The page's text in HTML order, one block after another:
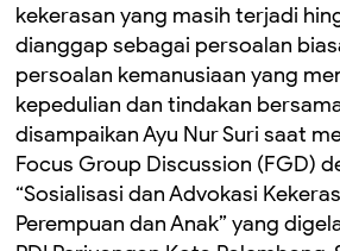
kekerasan yang masih terjadi
dianggap sebagai persoalan
persoalan kemanusiaan yang
kepedulian dan tindakan
disampaikan Ayu Nur Suri saat
Focus Group Discussion (FGD)
“Sosialisasi dan Advokasi
Perempuan dan Anak” yang